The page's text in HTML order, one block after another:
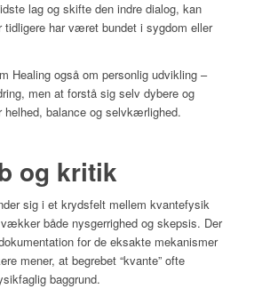
lag og skifte den indre dialog, kan
tidligere har været bundet i sygdom eller
Healing også om personlig udvikling –
men at forstå sig selv dybere og
helhed, balance og selvkærlighed.
og kritik
sig i et krydsfelt mellem kvantefysik
både nysgerrighed og skepsis. Der
for de eksakte mekanismer
mener, at begrebet “kvante” ofte
baggrund.